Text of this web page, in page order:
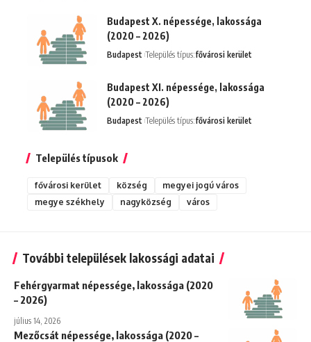
Budapest X. népessége, lakossága
(2020 – 2026)
Budapest Település típus:fővárosi kerület
Budapest XI. népessége, lakossága
(2020 – 2026)
Budapest Település típus:fővárosi kerület
Település típusok
fővárosi kerület község
megyei jogú város
megye székhely
nagyközség város
További települések lakossági adatai
Fehérgyarmat népessége, lakossága (2020
– 2026)
július 14, 2026
Mezőcsát népessége, lakossága (2020 –